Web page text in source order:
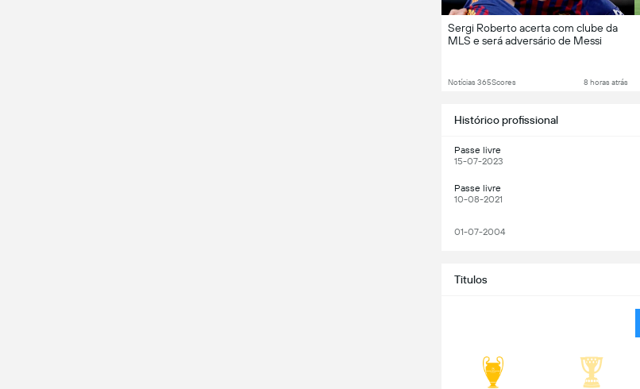
Sergi Roberto acerta com clube da
MLS e será adversário de Messi
Notícias 365Scores 8 horas atrás
Histórico profissional
Passe livre
15-07-2023
Passe livre
10-08-2021
01-07-2004
Titulos